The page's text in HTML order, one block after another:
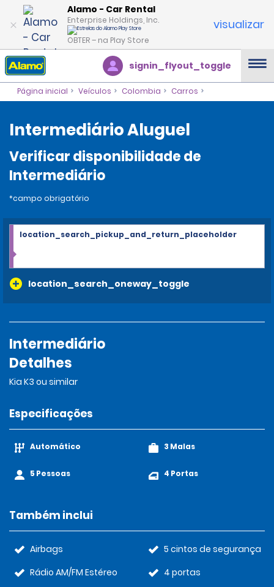
Alamo - Car Rental
Enterprise Holdings, Inc.
OBTER – na Play Store
visualizar
signin_flyout_toggle
Página inicial Veículos Colombia Carros
Intermediário Aluguel
Verificar disponibilidade de
Intermediário
*campo obrigatório
location_search_oneway_toggle
location_search_pickup_and_return_placeholder
Intermediário
Detalhes
Kia K3 ou similar
Especificações
Automático
5 Pessoas
3 Malas
4 Portas
Também inclui
Airbags
Rádio AM/FM Estéreo
5 cintos de segurança
4 portas